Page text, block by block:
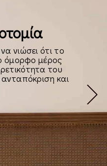
νιώσει ότι το
όμορφο μέρος
του
και